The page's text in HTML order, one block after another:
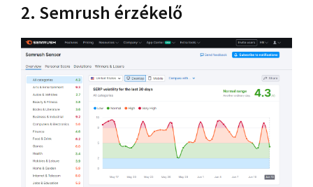
2. Semrush érzékelő